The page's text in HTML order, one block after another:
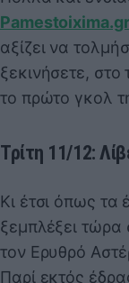
Pamestoixima.gr
αξίζει να
ξεκινήσετε, στο
το πρώτο γκολ
Τρίτη 11/12:
Κι έτσι όπως τα
ξεμπλέξει τώρα
τον Ερυθρό
Παρί εκτός